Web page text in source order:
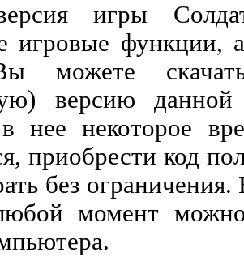
игры
игровые функции,
можете
версию
в нее некоторое
приобрести код
без
момент можно